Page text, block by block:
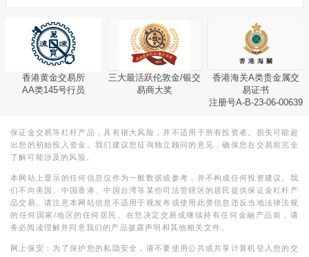
香港黄金交易所
AA类145号行员
三大最活跃伦敦金/银交
易商大奖
香港海关A类贵金属交
易证书
注册号A-B-23-06-00639
保证金交易等杠杆产品，具有很大风险，并不适用于所有投资者。损失可能超
出您的初始投入资金。我们建议您征询独立顾问的意见，确保您在交易前完全
了解可能涉及的风险。
本网站上显示的任何信息仅作为一般数据或参考，并不构成任何投资建议。我
们不向美国、中国香港、中国台湾等某些司法管辖区的居民提供保证金杠杆产
品交易。请注意本网站信息不适用于视发布或使用此类信息违反当地法律法规
的任何国家/地区的任何居民。在您决定交易或继续持有任何金融产品前，请
务必阅读理解并同意我们的产品披露声明和其他相关文件。
网上保安：为了保护您的私隐安全，请不要使用公共或共享计算机登入您的交